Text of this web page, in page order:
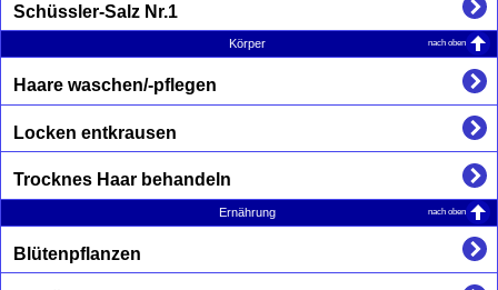
Schüssler-Salz Nr.1
Körper nach oben
Haare waschen/-pflegen
Locken entkrausen
Trocknes Haar behandeln
Ernährung nach oben
Blütenpflanzen